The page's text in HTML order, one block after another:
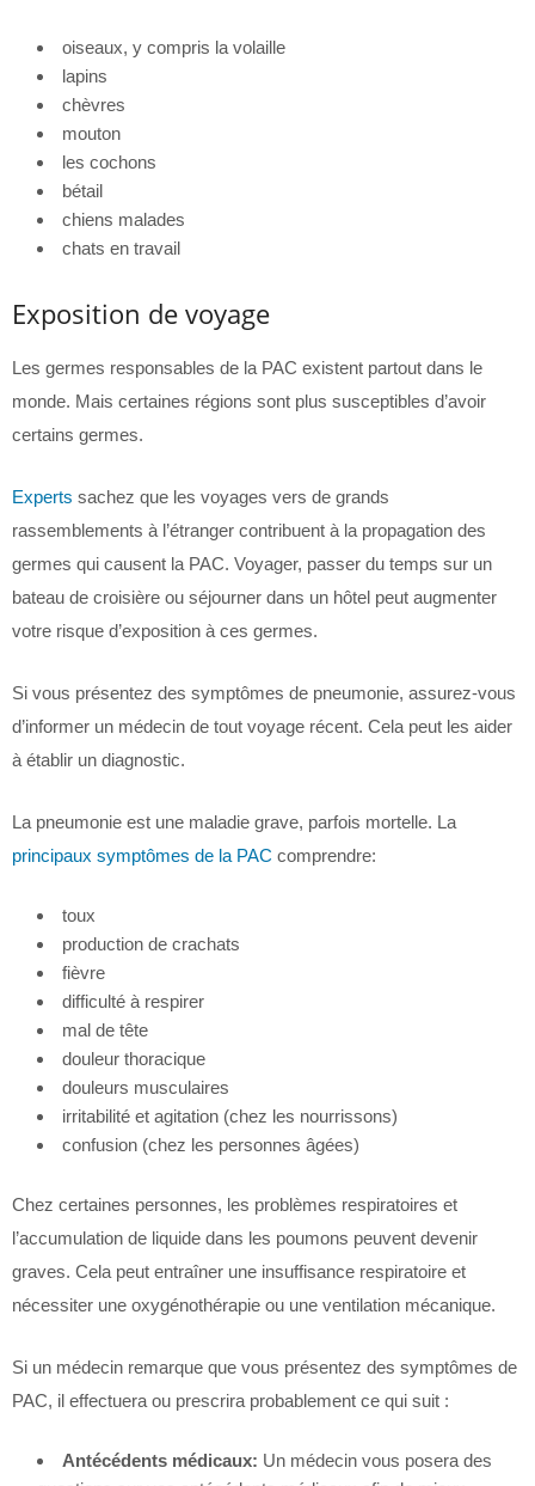
oiseaux, y compris la volaille
lapins
chèvres
mouton
les cochons
bétail
chiens malades
chats en travail
Exposition de voyage
Les germes responsables de la PAC existent partout dans le
monde. Mais certaines régions sont plus susceptibles d’avoir
certains germes.
Experts sachez que les voyages vers de grands
rassemblements à l’étranger contribuent à la propagation des
germes qui causent la PAC. Voyager, passer du temps sur un
bateau de croisière ou séjourner dans un hôtel peut augmenter
votre risque d’exposition à ces germes.
Si vous présentez des symptômes de pneumonie, assurez-vous
d’informer un médecin de tout voyage récent. Cela peut les aider
à établir un diagnostic.
La pneumonie est une maladie grave, parfois mortelle. La
principaux symptômes de la PAC comprendre:
toux
production de crachats
fièvre
difficulté à respirer
mal de tête
douleur thoracique
douleurs musculaires
irritabilité et agitation (chez les nourrissons)
confusion (chez les personnes âgées)
Chez certaines personnes, les problèmes respiratoires et
l’accumulation de liquide dans les poumons peuvent devenir
graves. Cela peut entraîner une insuffisance respiratoire et
nécessiter une oxygénothérapie ou une ventilation mécanique.
Si un médecin remarque que vous présentez des symptômes de
PAC, il effectuera ou prescrira probablement ce qui suit :
Antécédents médicaux: Un médecin vous posera des